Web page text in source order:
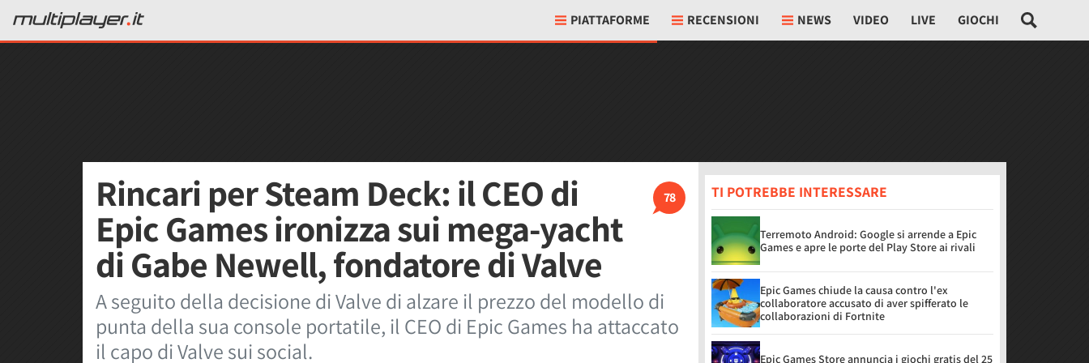
PIATTAFORME RECENSIONI NEWS VIDEO LIVE GIOCHI
78
Rincari per Steam Deck: il CEO di
Epic Games ironizza sui mega-yacht
di Gabe Newell, fondatore di Valve
A seguito della decisione di Valve di alzare il prezzo del modello di
punta della sua console portatile, il CEO di Epic Games ha attaccato
il capo di Valve sui social.
TI POTREBBE INTERESSARE
Terremoto Android: Google si arrende a Epic
Games e apre le porte del Play Store ai rivali
Epic Games chiude la causa contro l'ex
collaboratore accusato di aver spifferato le
collaborazioni di Fortnite
Epic Games Store annuncia i giochi gratis del 25